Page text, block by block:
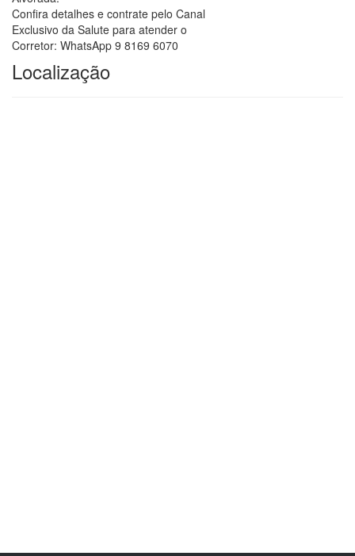
Confira detalhes e contrate pelo Canal
Exclusivo da Salute para atender o
Corretor: WhatsApp 9 8169 6070
Localização